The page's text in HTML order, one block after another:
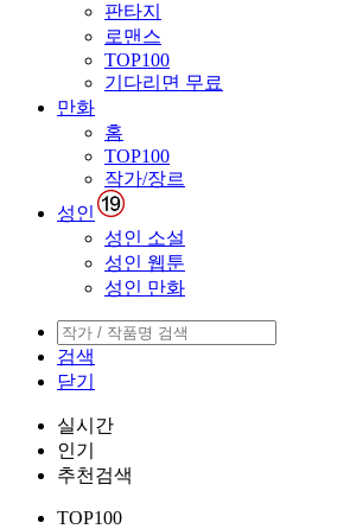
판타지
로맨스
TOP100
기다리면 무료
만화
홈
TOP100
작가/장르
성인
성인 소설
성인 웹툰
성인 만화
검색
닫기
실시간
인기
추천검색
TOP100